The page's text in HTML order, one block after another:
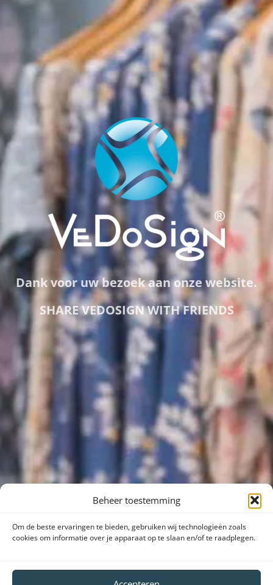
Beheer toestemming
Om de beste ervaringen te bieden, gebruiken wij technologieën zoals
cookies om informatie over je apparaat op te slaan en/of te raadplegen.
Dank voor uw bezoek aan onze website.
SHARE VEDOSIGN WITH FRIENDS